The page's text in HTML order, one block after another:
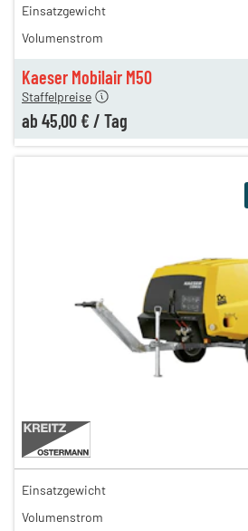
Kaeser Mobilair M50
55,00 €
50,00 €
Staffelpreise
ab 45,00 € / Tag
Einsatzgewicht
Volumenstrom
61,00 €
47,00 €
Einsatzgewicht
Volumenstrom